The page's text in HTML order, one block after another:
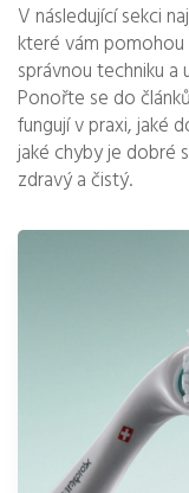
V následující sekci
které vám
správnou techniku a
Ponořte se do
fungují v praxi, jaké
jaké chyby je dobré
zdravý a čistý.